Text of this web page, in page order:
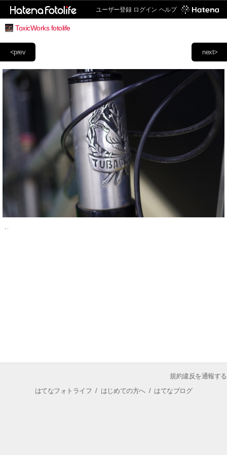
ユーザー登録 ログイン ヘルプ
ToxicWorks fotolife
next>
<prev
規約違反を通報する
はてなフォトライフ / はじめての方へ/ はてなブログ